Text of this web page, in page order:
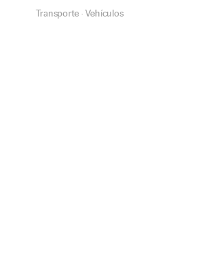
Transporte ·Vehículos